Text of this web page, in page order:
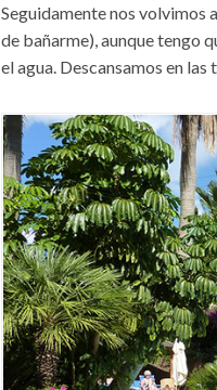
Seguidamente nos volvimos
de bañarme), aunque tengo
el agua. Descansamos en